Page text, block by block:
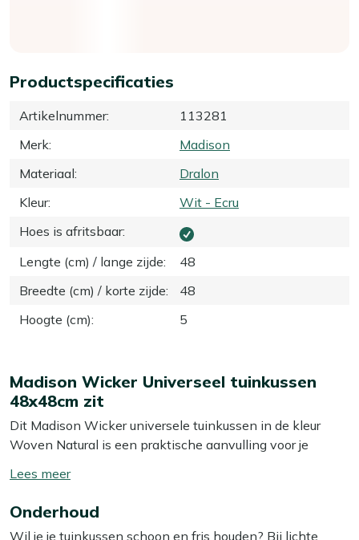
Productspecificaties
Artikelnummer:
113281
Merk:
Madison
Materiaal:
Dralon
Kleur:
Wit - Ecru
Hoes is afritsbaar:
Lengte (cm) / lange zijde:
48
Breedte (cm) / korte zijde:
48
Hoogte (cm): 5
Madison Wicker Universeel tuinkussen
48x48cm zit
Dit Madison Wicker universele tuinkussen in de kleur
Woven Natural is een praktische aanvulling voor je
vorm, waardoor het perfect past op verschillende soorten
of je nu een boek leest of geniet van een zomerse
Toon/verberg
meer
Onderhoud
Wil je je tuinkussen schoon en fris houden? Bij lichte